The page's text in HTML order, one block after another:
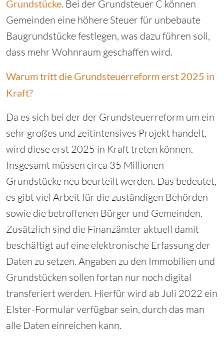
Grundstücke. Bei der Grundsteuer C können
Gemeinden eine höhere Steuer für unbebaute
Baugrundstücke festlegen, was dazu führen soll,
dass mehr Wohnraum geschaffen wird.
Warum tritt die Grundsteuerreform erst 2025 in
Kraft?
Da es sich bei der der Grundsteuerreform um ein
sehr großes und zeitintensives Projekt handelt,
wird diese erst 2025 in Kraft treten können.
Insgesamt müssen circa 35 Millionen
Grundstücke neu beurteilt werden. Das bedeutet,
es gibt viel Arbeit für die zuständigen Behörden
sowie die betroffenen Bürger und Gemeinden.
Zusätzlich sind die Finanzämter aktuell damit
beschäftigt auf eine elektronische Erfassung der
Daten zu setzen. Angaben zu den Immobilien und
Grundstücken sollen fortan nur noch digital
transferiert werden. Hierfür wird ab Juli 2022 ein
Elster-Formular verfügbar sein, durch das man
alle Daten einreichen kann.